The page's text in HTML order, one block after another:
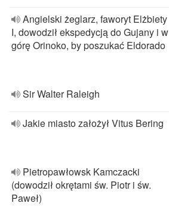
Angielski żeglarz, faworyt Elżbiety
I, dowodził ekspedycją do Gujany i w
górę Orinoko, by poszukać Eldorado
Sir Walter Raleigh
Jakie miasto założył Vitus Bering
Pietropawłowsk Kamczacki
(dowodził okrętami św. Piotr i św.
Paweł)